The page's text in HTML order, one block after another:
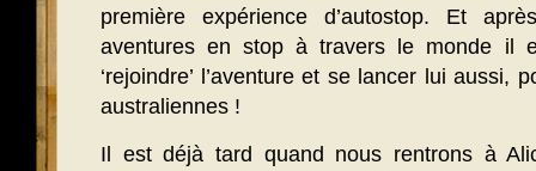
première expérience d’autostop. Et
aventures en stop à travers le monde il
‘rejoindre’ l’aventure et se lancer lui aussi,
australiennes !
Il est déjà tard quand nous rentrons à